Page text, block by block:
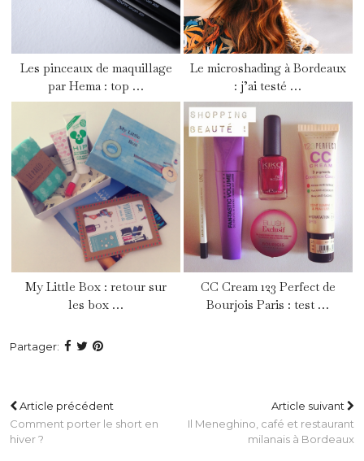
Les pinceaux de maquillage
par Hema : top …
Le microshading à Bordeaux
: j’ai testé …
My Little Box : retour sur
les box …
CC Cream 123 Perfect de
Bourjois Paris : test …
Partager:
Article précédent
Comment porter le short en
hiver ?
Article suivant
Il Meneghino, café et restaurant
milanais à Bordeaux